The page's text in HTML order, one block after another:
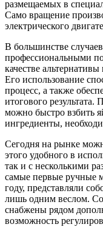
размещаемых в
Само вращение
электрического
В большинстве
профессиональными
качестве
Его использование
процесс, а также
итогового
можно быстро взбить
ингредиенты,
Сегодня на рынке
этого удобного в
так и с несколькими
самые первые ручные
году, представляли
лишь одним веслом.
снабжены рядом
возможность